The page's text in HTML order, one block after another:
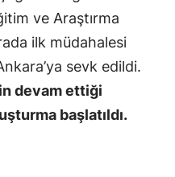
Tokat
Trabzon
Tunceli
ve Araştırma
ilk müdahalesi
sevk edildi.
devam ettiği
başlatıldı.